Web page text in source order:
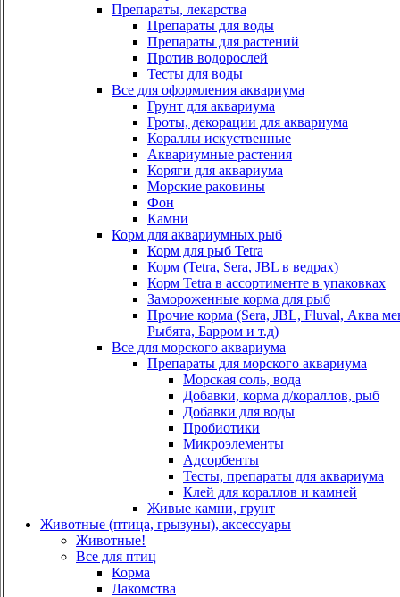
Препараты, лекарства
Препараты для воды
Препараты для растений
Против водорослей
Тесты для воды
Все для оформления аквариума
Грунт для аквариума
Гроты, декорации для аквариума
Кораллы искуственные
Аквариумные растения
Коряги для аквариума
Морские раковины
Фон
Камни
Корм для аквариумных рыб
Корм для рыб Tetra
Корм (Tetra, Sera, JBL в ведрах)
Корм Tetra в ассортименте в упаковках
Замороженные корма для рыб
Прочие корма (Sera, JBL, Fluval, Аква
Рыбята, Барром и т.д)
Все для морского аквариума
Препараты для морского аквариума
Морская соль, вода
Добавки, корма д/кораллов, рыб
Добавки для воды
Пробиотики
Микроэлементы
Адсорбенты
Тесты, препараты для аквариума
Клей для кораллов и камней
Живые камни, грунт
Животные (птица, грызуны), аксессуары
Животные!
Все для птиц
Корма
Лакомства